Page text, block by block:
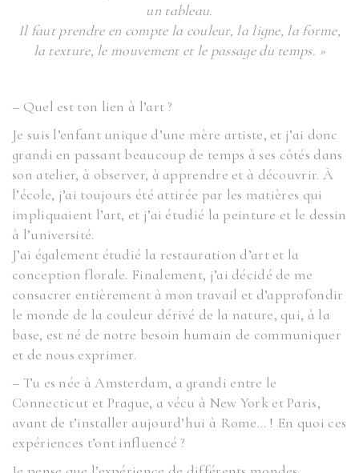
un tableau.
Il faut prendre en compte la couleur, la ligne, la forme,
la texture, le mouvement et le passage du temps. »
– Quel est ton lien à l’art ?
Je suis l’enfant unique d’une mère artiste, et j’ai donc
grandi en passant beaucoup de temps à ses côtés dans
son atelier, à observer, à apprendre et à découvrir. À
l’école, j’ai toujours été attirée par les matières qui
impliquaient l’art, et j’ai étudié la peinture et le dessin
à l’université.
J’ai également étudié la restauration d’art et la
conception florale. Finalement, j’ai décidé de me
consacrer entièrement à mon travail et d’approfondir
le monde de la couleur dérivé de la nature, qui, à la
base, est né de notre besoin humain de communiquer
et de nous exprimer.
– Tu es née à Amsterdam, a grandi entre le
Connecticut et Prague, a vécu à New York et Paris,
avant de t’installer aujourd’hui à Rome… ! En quoi ces
expériences t’ont influencé ?